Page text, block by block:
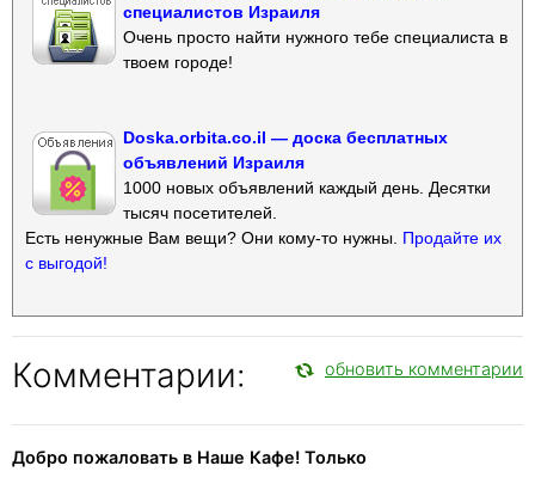
специалистов Израиля
Очень просто найти нужного тебе специалиста в
твоем городе!
Doska.orbita.co.il — доска бесплатных
объявлений Израиля
1000 новых объявлений каждый день. Десятки
тысяч посетителей.
Есть ненужные Вам вещи? Они кому-то нужны. Продайте их
с выгодой!
Комментарии: обновить комментарии
Добро пожаловать в Наше Кафе! Только